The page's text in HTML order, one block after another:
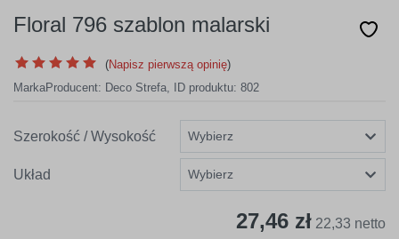
Floral 796 szablon malarski
(Napisz pierwszą opinię)
MarkaProducent: Deco Strefa, ID produktu: 802
Szerokość / Wysokość
Układ
27,46 zł 22,33 netto